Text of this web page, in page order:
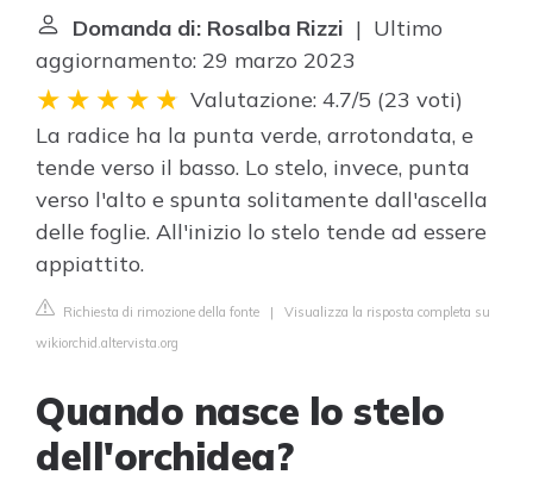
Domanda di: Rosalba Rizzi | Ultimo
aggiornamento: 29 marzo 2023
Valutazione: 4.7/5 (23 voti)
La radice ha la punta verde, arrotondata, e
tende verso il basso. Lo stelo, invece, punta
verso l'alto e spunta solitamente dall'ascella
delle foglie. All'inizio lo stelo tende ad essere
appiattito.
Richiesta di rimozione della fonte | Visualizza la risposta completa su
wikiorchid.altervista.org
Quando nasce lo stelo
dell'orchidea?